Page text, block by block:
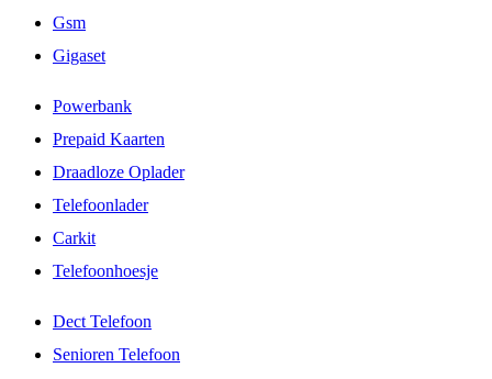
Gsm
Gigaset
Powerbank
Prepaid Kaarten
Draadloze Oplader
Telefoonlader
Carkit
Telefoonhoesje
Dect Telefoon
Senioren Telefoon